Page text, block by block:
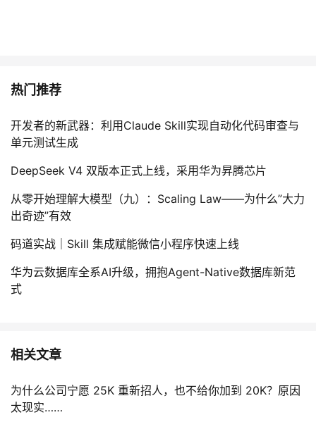
热门推荐
开发者的新武器：利用Claude Skill实现自动化代码审查与
单元测试生成
DeepSeek V4 双版本正式上线，采用华为昇腾芯片
从零开始理解大模型（九）：Scaling Law——为什么”大力
出奇迹”有效
码道实战｜Skill 集成赋能微信小程序快速上线
华为云数据库全系AI升级，拥抱Agent-Native数据库新范
式
相关文章
为什么公司宁愿 25K 重新招人，也不给你加到 20K？原因
太现实……